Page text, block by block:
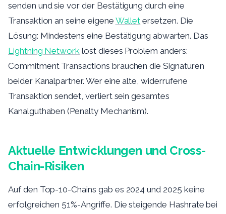
senden und sie vor der Bestätigung durch eine
Transaktion an seine eigene Wallet ersetzen. Die
Lösung: Mindestens eine Bestätigung abwarten. Das
Lightning Network löst dieses Problem anders:
Commitment Transactions brauchen die Signaturen
beider Kanalpartner. Wer eine alte, widerrufene
Transaktion sendet, verliert sein gesamtes
Kanalguthaben (Penalty Mechanism).
Aktuelle Entwicklungen und Cross-
Chain-Risiken
Auf den Top-10-Chains gab es 2024 und 2025 keine
erfolgreichen 51%-Angriffe. Die steigende Hashrate bei